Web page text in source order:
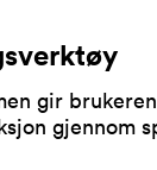
gir
gjennom